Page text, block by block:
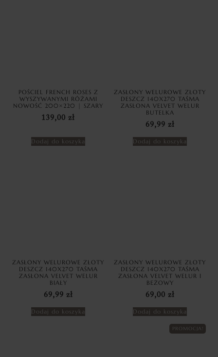
POŚCIEL FRENCH ROSES Z
WYSZYWANYMI RÓŻAMI
NOWOŚĆ 200×220 | SZARY
139,00 zł
Dodaj do koszyka
ZASŁONY WELUROWE ZŁOTY
DESZCZ 140X270 TAŚMA
ZASŁONA VELVET WELUR
BUTELKA
69,99 zł
Dodaj do koszyka
ZASŁONY WELUROWE ZŁOTY
DESZCZ 140X270 TAŚMA
ZASŁONA VELVET WELUR
BIAŁY
69,99 zł
Dodaj do koszyka
ZASŁONY WELUROWE ZŁOTY
DESZCZ 140X270 TAŚMA
ZASŁONA VELVET WELUR I
BEŻOWY
69,00 zł
Dodaj do koszyka
PROMOCJA!